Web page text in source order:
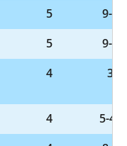
5
9-
5
9-
4 3-
4
5-